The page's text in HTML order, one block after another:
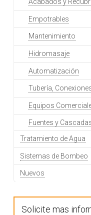
Acabados y
Empotrables
Mantenimiento
Hidromasaje
Automatización
Tubería,
Equipos
Fuentes y
Tratamiento de Agua
Sistemas de Bombeo
Nuevos
Solicite mas